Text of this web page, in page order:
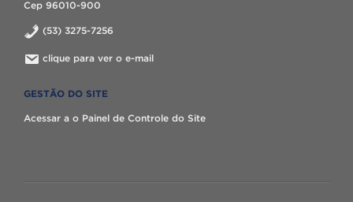
Cep 96010-900
(53) 3275-7256
clique para ver o e-mail
GESTÃO DO SITE
Acessar a o Painel de Controle do Site